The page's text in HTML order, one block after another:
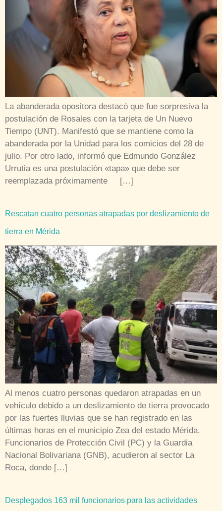
La abanderada opositora destacó que fue sorpresiva la
postulación de Rosales con la tarjeta de Un Nuevo
Tiempo (UNT). Manifestó que se mantiene como la
abanderada por la Unidad para los comicios del 28 de
julio. Por otro lado, informó que Edmundo González
Urrutia es una postulación «tapa» que debe ser
reemplazada próximamente […]
Rescatan cuatro personas atrapadas por deslizamiento de
tierra en Mérida
Al menos cuatro personas quedaron atrapadas en un
vehículo debido a un deslizamiento de tierra provocado
por las fuertes lluvias que se han registrado en las
últimas horas en el municipio Zea del estado Mérida.
Funcionarios de Protección Civil (PC) y la Guardia
Nacional Bolivariana (GNB), acudieron al sector La
Roca, donde […]
Desplegados 163 mil funcionarios para las actividades